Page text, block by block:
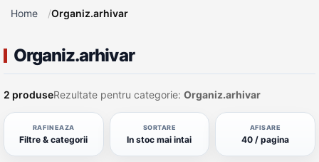
Home Organiz.arhivar
Organiz.arhivar
2 produseRezultate pentru categorie: Organiz.arhivar
RAFINEAZA
Filtre & categorii
SORTARE
In stoc mai intai
AFISARE
40 / pagina